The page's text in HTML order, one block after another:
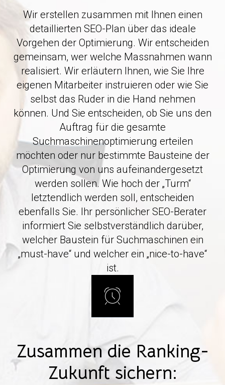
Wir erstellen zusammen mit Ihnen einen
detaillierten SEO-Plan über das ideale
Vorgehen der Optimierung. Wir entscheiden
gemeinsam, wer welche Massnahmen wann
realisiert. Wir erläutern Ihnen, wie Sie Ihre
eigenen Mitarbeiter instruieren oder wie Sie
selbst das Ruder in die Hand nehmen
können. Und Sie entscheiden, ob Sie uns den
Auftrag für die gesamte
Suchmaschinenoptimierung erteilen
möchten oder nur bestimmte Bausteine der
Optimierung von uns aufeinandergesetzt
werden sollen. Wie hoch der „Turm“
letztendlich werden soll, entscheiden
ebenfalls Sie. Ihr persönlicher SEO-Berater
informiert Sie selbstverständlich darüber,
welcher Baustein für Suchmaschinen ein
„must-have“ und welcher ein „nice-to-have“
ist.
Zusammen die Ranking-
Zukunft sichern: